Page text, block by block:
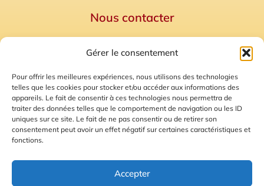
Gérer le consentement
Pour offrir les meilleures expériences, nous utilisons des technologies
telles que les cookies pour stocker et/ou accéder aux informations des
appareils. Le fait de consentir à ces technologies nous permettra de
traiter des données telles que le comportement de navigation ou les ID
uniques sur ce site. Le fait de ne pas consentir ou de retirer son
consentement peut avoir un effet négatif sur certaines caractéristiques et
fonctions.
Accepter
Nous contacter
Mentions Légales
Plan du site
Gestion des Cookies